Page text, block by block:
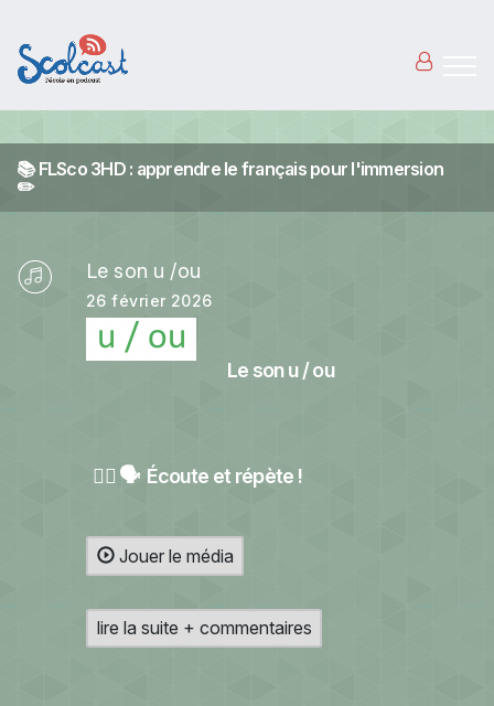
📚 FLSco 3HD : apprendre le français pour l'immersion
✏️
Le son u /ou
26 février 2026
Le son u / ou
👂🏻 🗣️ Écoute et répète !
Jouer le média
lire la suite + commentaires